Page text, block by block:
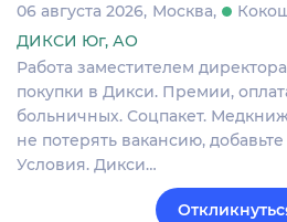
06 августа 2026 Москва
ДИКСИ Юг, АО
Работа заместителем
покупки в Дикси. Премии,
больничных. Соцпакет.
не потерять вакансию,
Условия. Дикси…